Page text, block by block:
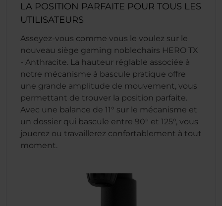
LA POSITION PARFAITE POUR TOUS LES
UTILISATEURS
Asseyez-vous comme vous le voulez sur le
nouveau siège gaming noblechairs HERO TX
- Anthracite. La hauteur réglable associée à
notre mécanisme à bascule pratique offre
une grande amplitude de mouvement, vous
permettant de trouver la position parfaite.
Avec une balance de 11° sur le mécanisme et
un dossier qui bascule entre 90° et 125°, vous
jouerez ou travaillerez confortablement à tout
moment.